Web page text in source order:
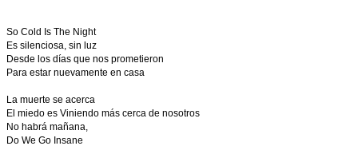
So Cold Is The Night
Es silenciosa, sin luz
Desde los días que nos prometieron
Para estar nuevamente en casa
La muerte se acerca
El miedo es Viniendo más cerca de nosotros
No habrá mañana,
Do We Go Insane